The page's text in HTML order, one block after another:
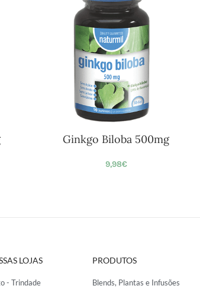
Ginkgo Biloba 500mg
9,98€
LOJAS
- Trindade
PRODUTOS
Blends, Plantas e Infusões